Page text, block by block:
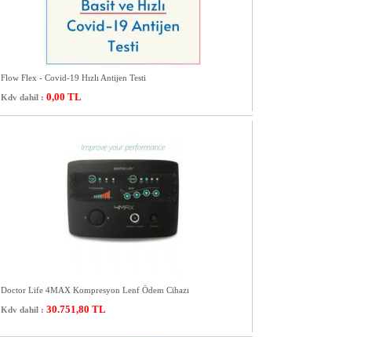
Flow Flex - Covid-19 Hızlı Antijen Testi
Kdv dahil : 0,00 TL
Doctor Life 4MAX Kompresyon Lenf Ödem Cihazı
Kdv dahil : 30.751,80 TL